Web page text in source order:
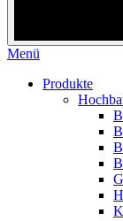
Menü
Produkte